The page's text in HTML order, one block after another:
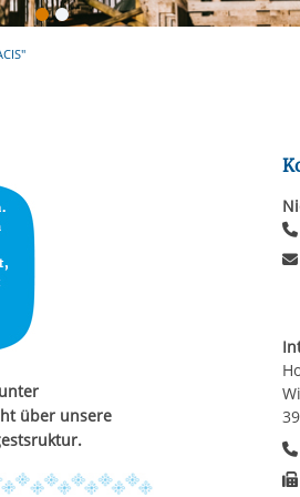
Cookies, die erforderlich zur
von einer Einwilligung.
Automatische
über unsere